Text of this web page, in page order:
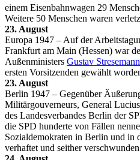
einem Eisenbahnwagen 29
Weitere 50 Menschen waren
23. August
Europa 1947 – Auf der
Frankfurt am Main (Hessen) war
Außenministers Gustav Stresemann
ersten Vorsitzenden gewählt
23. August
Berlin 1947 – Gegenüber
Militärgouverneurs, General
des Landesverbandes Berlin der
die SPD hunderte von Fällen
Sozialdemokraten in Berlin und in
verhaftet und seither